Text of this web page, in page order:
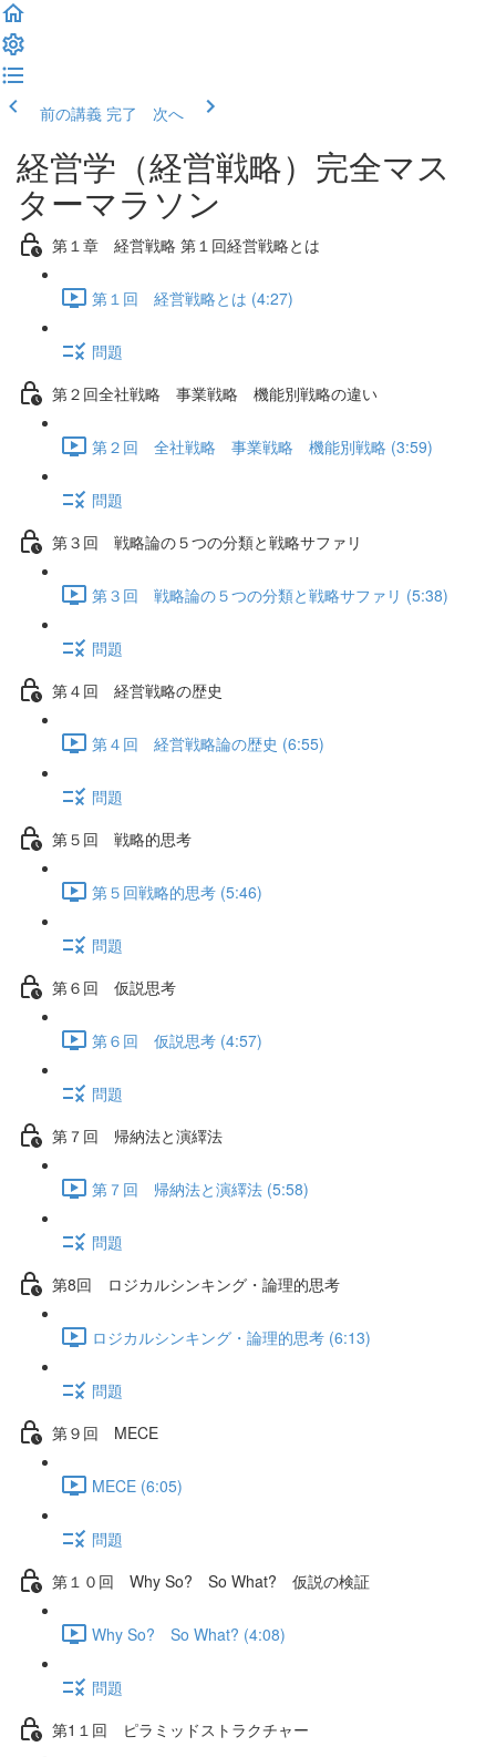
前の講義 完了 次へ
経営学（経営戦略）完全マス
ターマラソン
第１章 経営戦略 第１回経営戦略とは
第１回 経営戦略とは (4:27)
問題
第２回全社戦略 事業戦略 機能別戦略の違い
第２回 全社戦略 事業戦略 機能別戦略 (3:59)
問題
第３回 戦略論の５つの分類と戦略サファリ
第３回 戦略論の５つの分類と戦略サファリ (5:38)
問題
第４回 経営戦略の歴史
第４回 経営戦略論の歴史 (6:55)
問題
第５回 戦略的思考
第５回戦略的思考 (5:46)
問題
第６回 仮説思考
第６回 仮説思考 (4:57)
問題
第７回 帰納法と演繹法
第７回 帰納法と演繹法 (5:58)
問題
第8回 ロジカルシンキング・論理的思考
ロジカルシンキング・論理的思考 (6:13)
問題
第９回 MECE
MECE (6:05)
問題
第１０回 Why So? So What? 仮説の検証
Why So? So What? (4:08)
問題
第1１回 ピラミッドストラクチャー